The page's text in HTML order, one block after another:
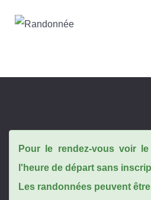
Pour le rendez-vous voir
l'heure de départ sans
Les randonnées peuvent